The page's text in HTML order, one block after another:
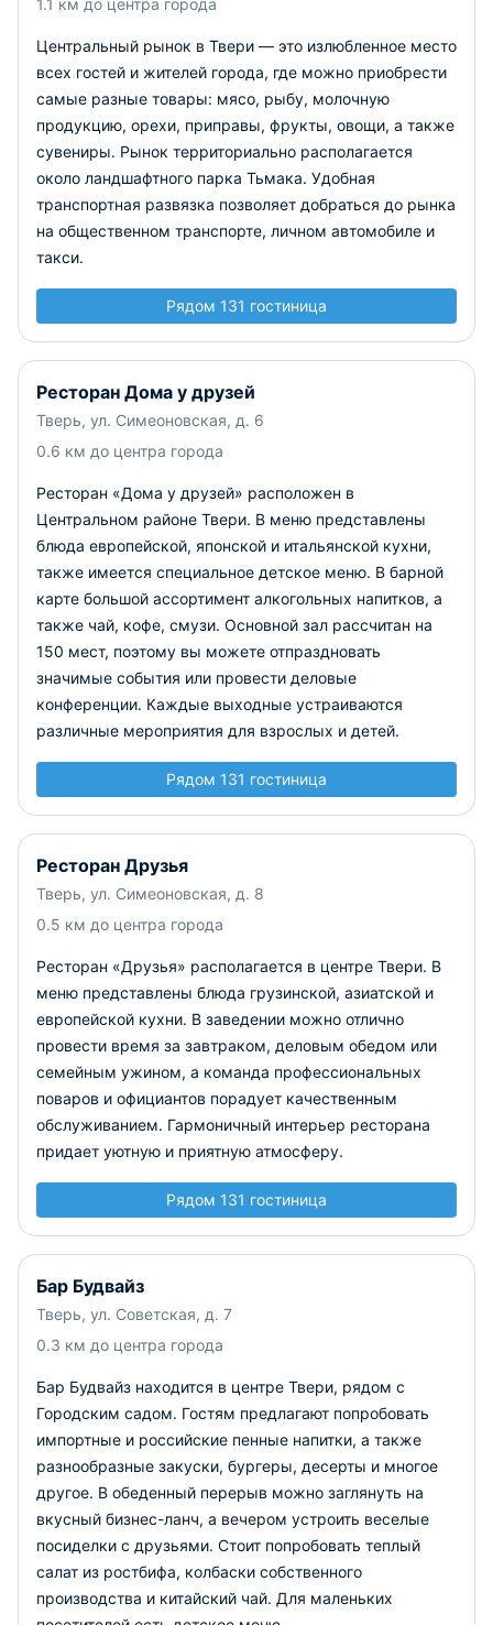
1.1 км до центра города
Центральный рынок в Твери — это излюбленное место
всех гостей и жителей города, где можно приобрести
самые разные товары: мясо, рыбу, молочную
продукцию, орехи, приправы, фрукты, овощи, а также
сувениры. Рынок территориально располагается
около ландшафтного парка Тьмака. Удобная
транспортная развязка позволяет добраться до рынка
на общественном транспорте, личном автомобиле и
такси.
Рядом 131 гостиница
Ресторан Дома у друзей
Тверь, ул. Симеоновская, д. 6
0.6 км до центра города
Ресторан «Дома у друзей» расположен в
Центральном районе Твери. В меню представлены
блюда европейской, японской и итальянской кухни,
также имеется специальное детское меню. В барной
карте большой ассортимент алкогольных напитков, а
также чай, кофе, смузи. Основной зал рассчитан на
150 мест, поэтому вы можете отпраздновать
значимые события или провести деловые
конференции. Каждые выходные устраиваются
различные мероприятия для взрослых и детей.
Рядом 131 гостиница
Ресторан Друзья
Тверь, ул. Симеоновская, д. 8
0.5 км до центра города
Ресторан «Друзья» располагается в центре Твери. В
меню представлены блюда грузинской, азиатской и
европейской кухни. В заведении можно отлично
провести время за завтраком, деловым обедом или
семейным ужином, а команда профессиональных
поваров и официантов порадует качественным
обслуживанием. Гармоничный интерьер ресторана
придает уютную и приятную атмосферу.
Рядом 131 гостиница
Бар Будвайз
Тверь, ул. Советская, д. 7
0.3 км до центра города
Бар Будвайз находится в центре Твери, рядом с
Городским садом. Гостям предлагают попробовать
импортные и российские пенные напитки, а также
разнообразные закуски, бургеры, десерты и многое
другое. В обеденный перерыв можно заглянуть на
вкусный бизнес-ланч, а вечером устроить веселые
посиделки с друзьями. Стоит попробовать теплый
салат из ростбифа, колбаски собственного
производства и китайский чай. Для маленьких